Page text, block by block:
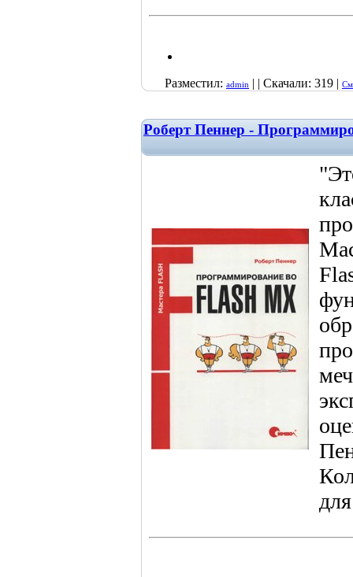
Разместил: admin | | Скачали: 319 |
Роберт Пеннер -